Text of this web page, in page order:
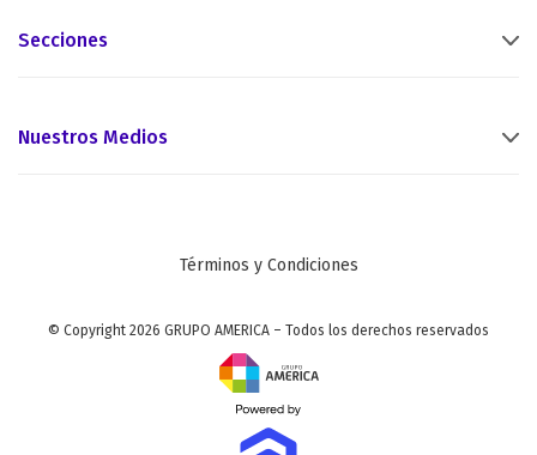
Secciones
Nuestros Medios
Términos y Condiciones
© Copyright 2026 GRUPO AMERICA – Todos los derechos reservados